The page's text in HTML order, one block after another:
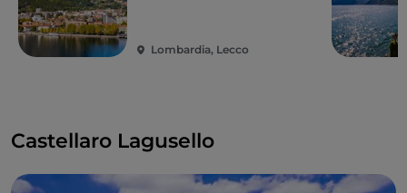
Lombardia, Lecco
Castellaro Lagusello